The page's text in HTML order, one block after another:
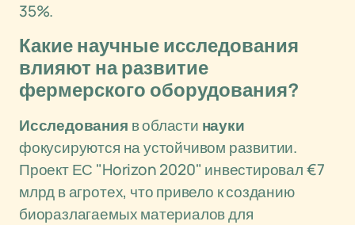
35%.
Какие научные исследования
влияют на развитие
фермерского оборудования?
Исследования в области науки
фокусируются на устойчивом развитии.
Проект ЕС "Horizon 2020" инвестировал €7
млрд в агротех, что привело к созданию
биоразлагаемых материалов для